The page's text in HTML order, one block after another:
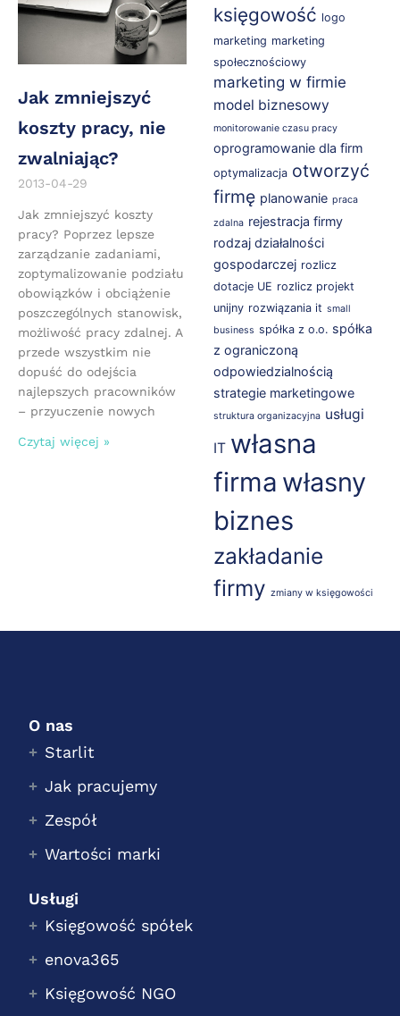
Jak zmniejszyć
koszty pracy, nie
zwalniając?
2013-04-29
Jak zmniejszyć koszty
pracy? Poprzez lepsze
zarządzanie zadaniami,
zoptymalizowanie podziału
obowiązków i obciążenie
poszczególnych stanowisk,
możliwość pracy zdalnej. A
przede wszystkim nie
dopuść do odejścia
najlepszych pracowników
– przyuczenie nowych
Czytaj więcej »
księgowość logo
marketing marketing
społecznościowy
marketing w firmie
model biznesowy
monitorowanie czasu pracy
oprogramowanie dla firm
optymalizacja otworzyć
firmę planowanie praca
zdalna rejestracja firmy
rodzaj działalności
gospodarczej rozlicz
dotacje UE rozlicz projekt
unijny rozwiązania it small
business spółka z o.o. spółka
z ograniczoną
odpowiedzialnością
strategie marketingowe
struktura organizacyjna usługi
IT własna
firma własny
biznes
zakładanie
firmy zmiany w księgowości
O nas
Starlit
Jak pracujemy
Zespół
Wartości marki
Usługi
Księgowość spółek
enova365
Księgowość NGO